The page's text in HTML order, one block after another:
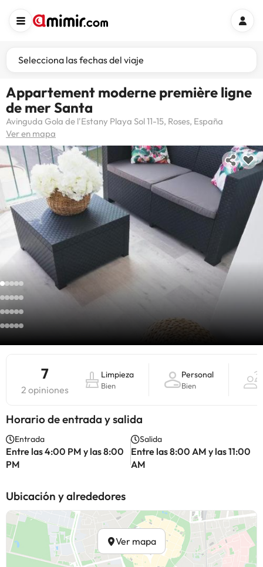
Selecciona las fechas del viaje
Appartement moderne première ligne
de mer Santa
Avinguda Gola de l'Estany Playa Sol 11-15, Roses, España
Ver en mapa
7
2 opiniones
Limpieza
Bien
Personal
Bien
Horario de entrada y salida
Entrada
Entre las 4:00 PM y las 8:00
PM
Salida
Entre las 8:00 AM y las 11:00
AM
Ubicación y alrededores
Ver mapa